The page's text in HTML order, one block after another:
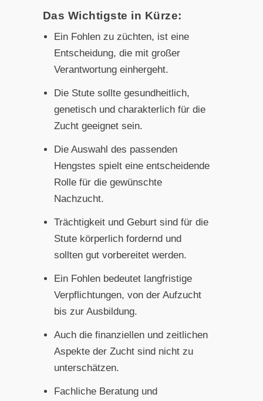
Das Wichtigste in Kürze:
Ein Fohlen zu züchten, ist eine
Entscheidung, die mit großer
Verantwortung einhergeht.
Die Stute sollte gesundheitlich,
genetisch und charakterlich für die
Zucht geeignet sein.
Die Auswahl des passenden
Hengstes spielt eine entscheidende
Rolle für die gewünschte
Nachzucht.
Trächtigkeit und Geburt sind für die
Stute körperlich fordernd und
sollten gut vorbereitet werden.
Ein Fohlen bedeutet langfristige
Verpflichtungen, von der Aufzucht
bis zur Ausbildung.
Auch die finanziellen und zeitlichen
Aspekte der Zucht sind nicht zu
unterschätzen.
Fachliche Beratung und